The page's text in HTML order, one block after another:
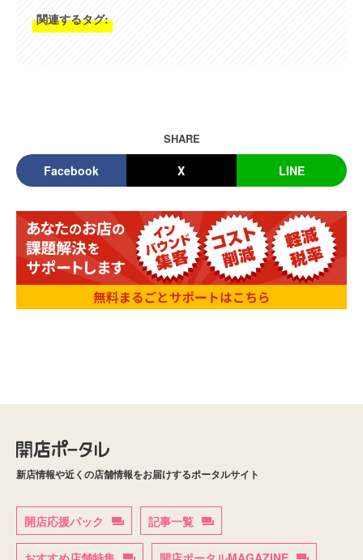
関連するタグ:
SHARE
Facebook X LINE
新店情報や近くの店舗情報をお届けするポータルサイト
開店応援パック 記事一覧